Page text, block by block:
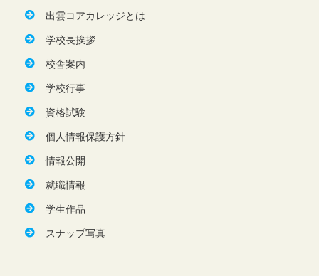
出雲コアカレッジとは
学校長挨拶
校舎案内
学校行事
資格試験
個人情報保護方針
情報公開
就職情報
学生作品
スナップ写真